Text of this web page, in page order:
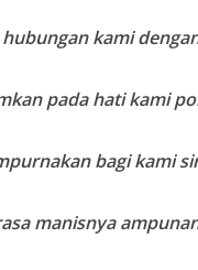
kami
pada hati kami
bagi kami
manisnya